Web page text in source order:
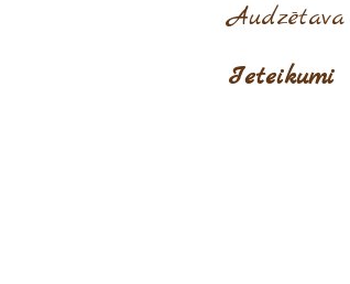
Audzētava
Ieteikumi